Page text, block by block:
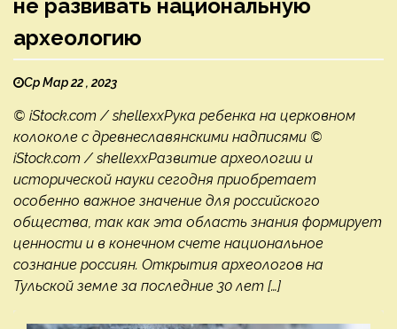
не развивать национальную
археологию
Ср Мар 22 , 2023
© iStock.com / shellexxРука ребенка на церковном
колоколе с древнеславянскими надписями ©
iStock.com / shellexxРазвитие археологии и
исторической науки сегодня приобретает
особенно важное значение для российского
общества, так как эта область знания формирует
ценности и в конечном счете национальное
сознание россиян. Открытия археологов на
Тульской земле за последние 30 лет […]